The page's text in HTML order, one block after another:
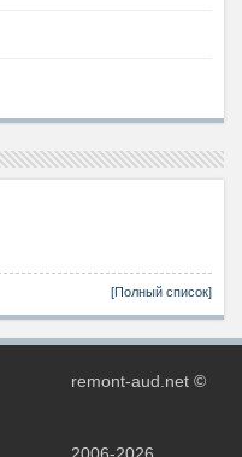
[Полный список]
remont-aud.net ©